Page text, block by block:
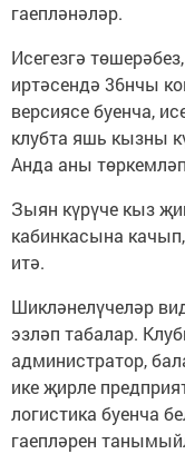
гаепләнәләр.
Исегезгә
иртәсендә 36нчы
версиясе буенча,
клубта яшь кызны
Анда аны
Зыян күрүче кыз
кабинкасына
итә.
Шикләнелүчеләр
эзләп табалар.
администратор,
ике җирле
логистика буенча
гаепләрен